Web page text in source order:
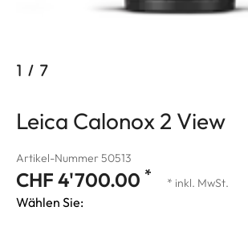
1 / 7
Leica Calonox 2 View
Artikel-Nummer 50513
CHF 4'700.00 * * inkl. MwSt.
Wählen Sie: